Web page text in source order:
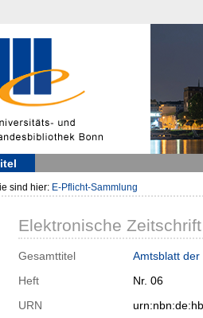
sind hier: E-Pflicht-Sammlung
Elektronische Zeitschrift
Gesamttitel
Amtsblatt
Heft
Nr. 06
URN